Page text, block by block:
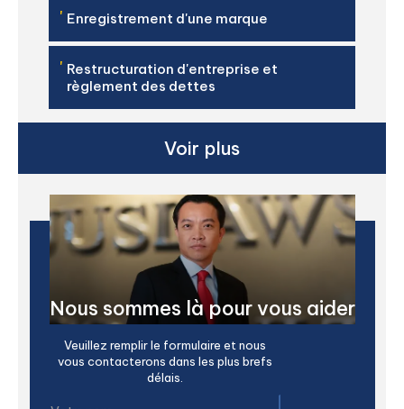
' Enregistrement d'une marque
' Restructuration d'entreprise et
règlement des dettes
Voir plus
Nous sommes là pour vous aider
Veuillez remplir le formulaire et nous
vous contacterons dans les plus brefs
délais.